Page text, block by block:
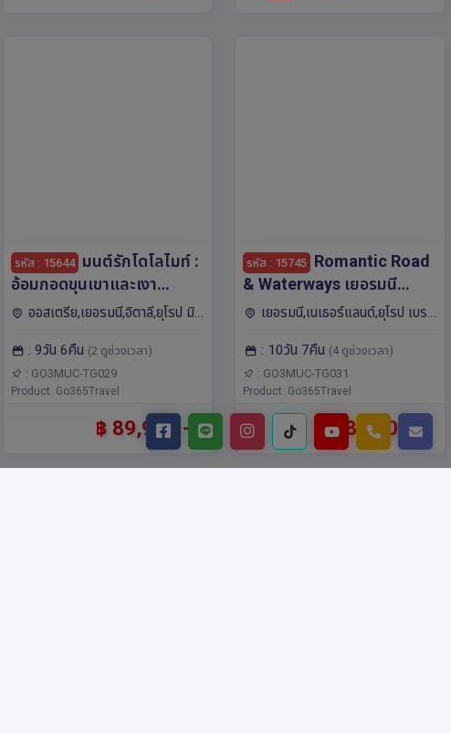
รหัส : 15644 มนต์รักโดโลไมท์ :
อ้อมกอดขุนเขาและเงา
ทะเลสาบเยอรมนี ออสเตรีย
การบินไทย (TG)
ออสเตรีย,เยอรมนี,อิตาลี,ยุโรป มิ
: 9วัน 6คืน (2 ดูช่วงเวลา)
: GO3MUC-TG029
Product: Go365Travel
฿ 89,900.-
รหัส : 15745 Romantic Road
& Waterways เยอรมนี
เนเธอร์แลนด์ 10 วัน 7 คืน
เยอรมนี,เนเธอร์แลนด์,ยุโรป เบร
วนิค,อัมสเตอร์ดัม,เบอร์ลิน,แบม
เบิร์ก,นูเรมเบิร์ก
: 10วัน 7คืน (4 ดูช่วงเวลา)
: GO3MUC-TG031
Product: Go365Travel
฿ 89,900.-